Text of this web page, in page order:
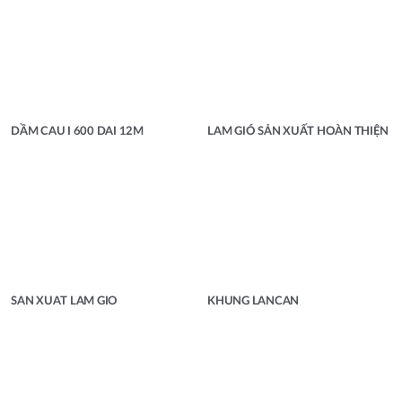
DẦM CAU I 600 DAI 12M LAM GIÓ SẢN XUẤT HOÀN THIỆN
SAN XUAT LAM GIO KHUNG LANCAN